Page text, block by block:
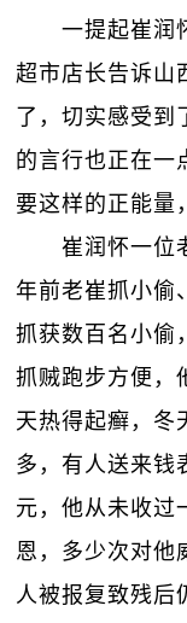
一提起崔润怀
超市店长告诉山
了，切实感受
的言行也正在一
要这样的正能量
崔润怀一位老
年前老崔抓小偷
抓获数百名小偷
抓贼跑步方便，
天热得起癣，冬
多，有人送来钱
元，他从未收过
恩，多少次对他
人被报复致残后